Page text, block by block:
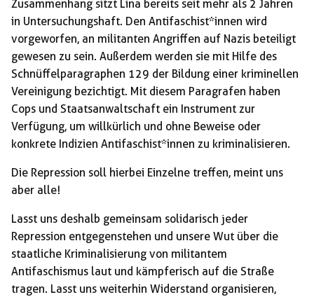
Zusammenhang sitzt Lina bereits seit mehr als 2 Jahren
in Untersuchungshaft. Den Antifaschist*innen wird
vorgeworfen, an militanten Angriffen auf Nazis beteiligt
gewesen zu sein. Außerdem werden sie mit Hilfe des
Schnüffelparagraphen 129 der Bildung einer kriminellen
Vereinigung bezichtigt. Mit diesem Paragrafen haben
Cops und Staatsanwaltschaft ein Instrument zur
Verfügung, um willkürlich und ohne Beweise oder
konkrete Indizien Antifaschist*innen zu kriminalisieren.
Die Repression soll hierbei Einzelne treffen, meint uns
aber alle!
Lasst uns deshalb gemeinsam solidarisch jeder
Repression entgegenstehen und unsere Wut über die
staatliche Kriminalisierung von militantem
Antifaschismus laut und kämpferisch auf die Straße
tragen. Lasst uns weiterhin Widerstand organisieren,